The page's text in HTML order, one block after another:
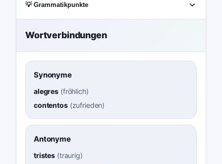
💡 Grammatikpunkte
Wortverbindungen
Synonyme
alegres (fröhlich)
contentos(zufrieden)
Antonyme
tristes (traurig)